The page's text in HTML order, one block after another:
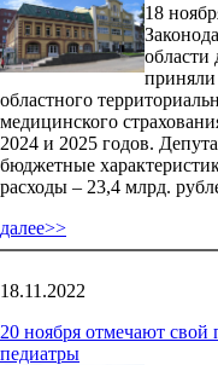
18
области
областного
медицинского
2024 и 2025 годов.
бюджетные
расходы – 23,4 млрд.
далее>>
18.11.2022
20 ноября отмечают
педиатры